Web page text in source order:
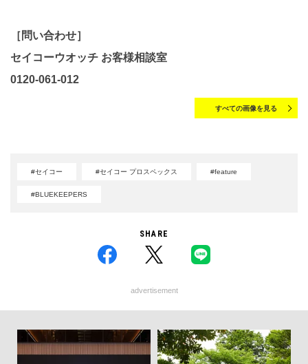
［問い合わせ］
セイコーウオッチ お客様相談室
0120-061-012
すべての画像を見る
#セイコー #セイコー プロスペックス #feature
#BLUEKEEPERS
SHARE
advertisement